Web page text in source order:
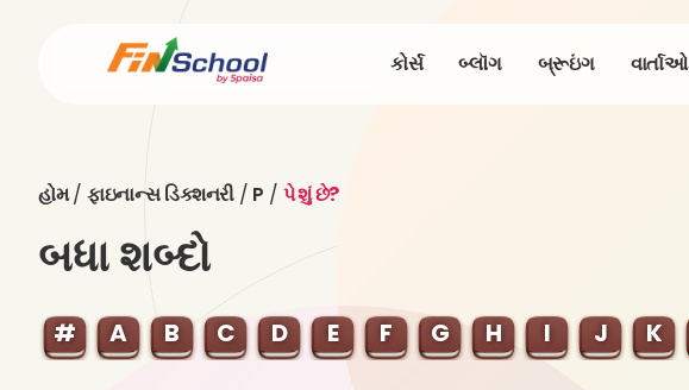
કોર્સ બ્લૉગ બ્રૂઇંગ વાર્તાઓ
હોમ/ ફાઇનાન્સ ડિક્શનરી / P / પે શું છે?
બધા શબ્દો
# A B C D E F G H I J K